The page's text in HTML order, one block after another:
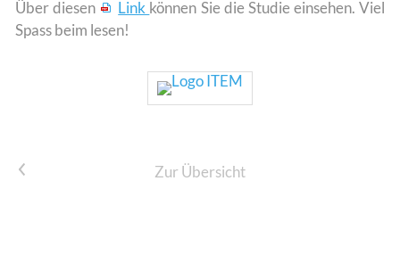
Über diesen
Link können Sie die Studie einsehen. Viel
Spass beim lesen!
Vorheriger Artikel Zur Übersicht